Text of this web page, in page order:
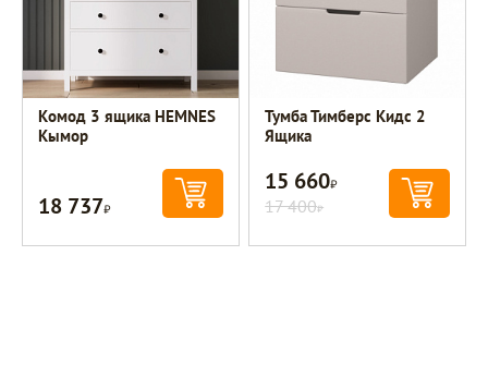
Комод 3 ящика HEMNES
Кымор
18 737Р
Тумба Тимберс Кидс 2
Ящика
15 660Р
17 400Р